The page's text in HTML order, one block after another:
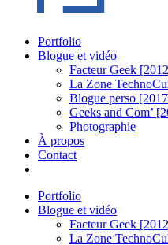
Menu
Portfolio
Blogue et vidéo
Facteur Geek
La Zone
Blogue perso
Geeks and Com’
Photographie
À propos
Contact
Portfolio
Blogue et vidéo
Facteur Geek
La Zone